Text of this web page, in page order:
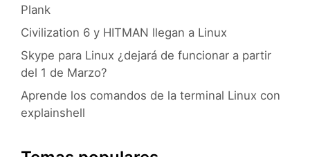
Plank
Civilization 6 y HITMAN llegan a Linux
Skype para Linux ¿dejará de funcionar a partir
del 1 de Marzo?
Aprende los comandos de la terminal Linux con
explainshell